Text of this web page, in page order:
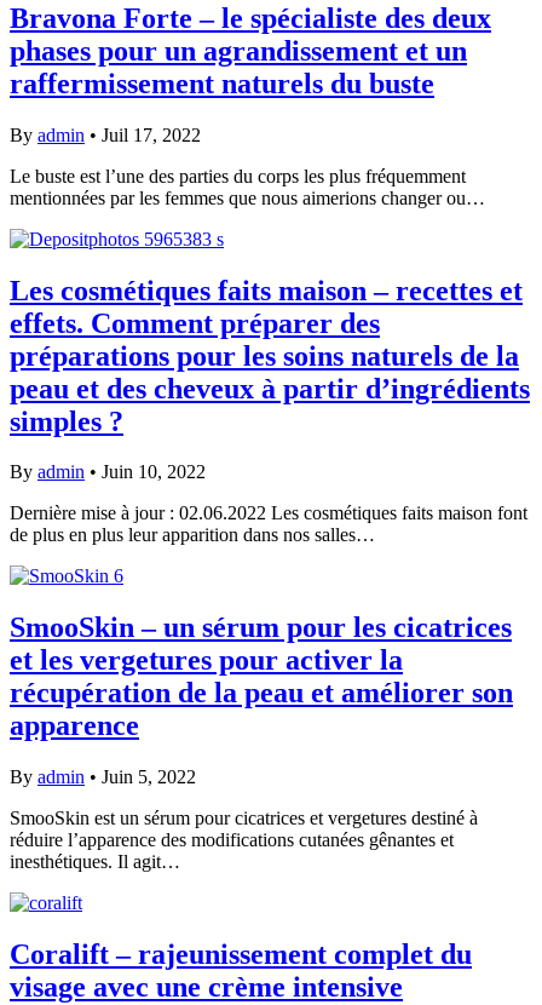
Bravona Forte – le spécialiste des deux
phases pour un agrandissement et un
raffermissement naturels du buste
By admin • Juil 17, 2022
Le buste est l’une des parties du corps les plus fréquemment
mentionnées par les femmes que nous aimerions changer ou…
Les cosmétiques faits maison – recettes et
effets. Comment préparer des
préparations pour les soins naturels de la
peau et des cheveux à partir d’ingrédients
simples ?
By admin • Juin 10, 2022
Dernière mise à jour : 02.06.2022 Les cosmétiques faits maison font
de plus en plus leur apparition dans nos salles…
SmooSkin – un sérum pour les cicatrices
et les vergetures pour activer la
récupération de la peau et améliorer son
apparence
By admin • Juin 5, 2022
SmooSkin est un sérum pour cicatrices et vergetures destiné à
réduire l’apparence des modifications cutanées gênantes et
inesthétiques. Il agit…
Coralift – rajeunissement complet du
visage avec une crème intensive